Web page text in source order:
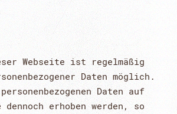
Webseite ist regelmäßig
Daten möglich.
Daten auf
erhoben werden, so